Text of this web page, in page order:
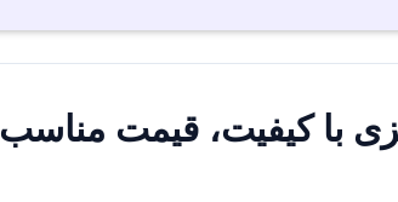
با کیفیت، قیمت مناسب